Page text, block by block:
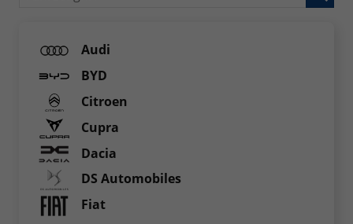
Audi
BYD
Citroen
Cupra
Dacia
DS Automobiles
Fiat